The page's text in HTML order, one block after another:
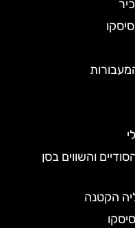
והשווים בסן
הקטנה